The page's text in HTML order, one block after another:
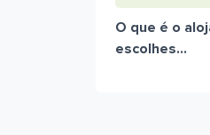
O que é o
escolhes...